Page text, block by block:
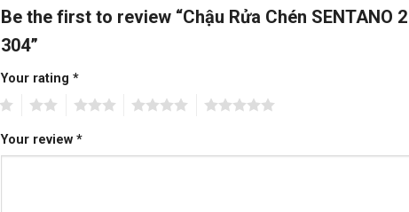
Be the first to review “Chậu Rửa Chén SENTANO
304”
Your rating *
Your review *